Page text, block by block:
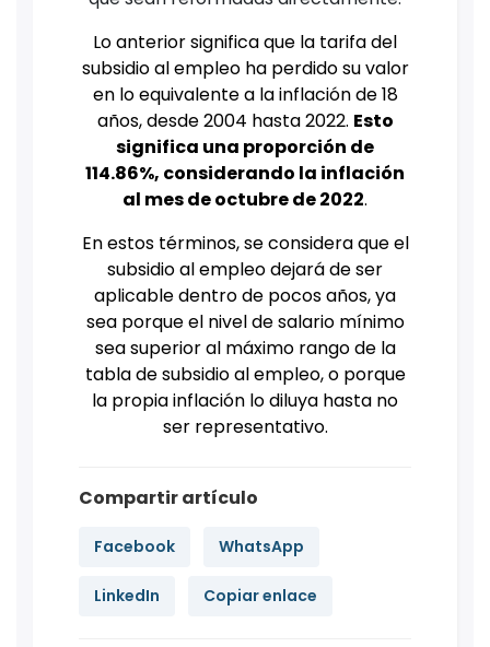
Lo anterior significa que la tarifa del
subsidio al empleo ha perdido su valor
en lo equivalente a la inflación de 18
años, desde 2004 hasta 2022. Esto
significa una proporción de
114.86%, considerando la inflación
al mes de octubre de 2022.
En estos términos, se considera que el
subsidio al empleo dejará de ser
aplicable dentro de pocos años, ya
sea porque el nivel de salario mínimo
sea superior al máximo rango de la
tabla de subsidio al empleo, o porque
la propia inflación lo diluya hasta no
ser representativo.
Compartir artículo
Facebook WhatsApp
LinkedIn Copiar enlace